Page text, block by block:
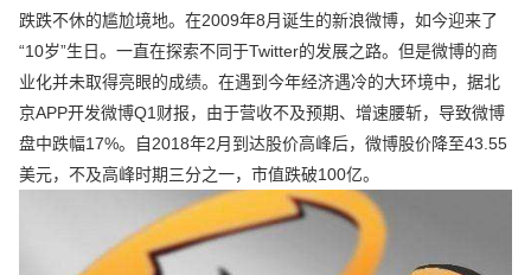
跌跌不休的尴尬境地。在2009年8月诞生的新浪微博，如今迎来了
“10岁”生日。一直在探索不同于Twitter的发展之路。但是微博的商
业化并未取得亮眼的成绩。在遇到今年经济遇冷的大环境中，据北
京APP开发微博Q1财报，由于营收不及预期、增速腰斩，导致微博
盘中跌幅17%。自2018年2月到达股价高峰后，微博股价降至43.55
美元，不及高峰时期三分之一，市值跌破100亿。